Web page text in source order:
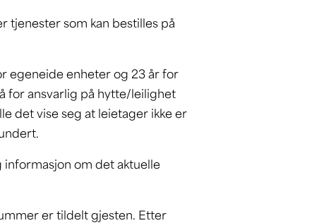
tjenester som kan bestilles på
egeneide enheter og 23 år for
for ansvarlig på hytte/leilighet
det vise seg at leietager ikke er
informasjon om det aktuelle
er tildelt gjesten. Etter